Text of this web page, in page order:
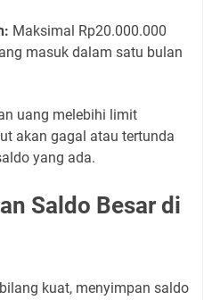
Maksimal Rp20.000.000
masuk dalam satu bulan
uang melebihi limit
akan gagal atau tertunda
yang ada.
Saldo Besar di
kuat, menyimpan saldo